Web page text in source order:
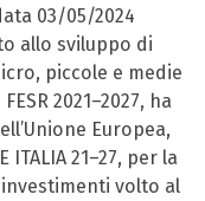
03/05/2024
allo sviluppo di
piccole e medie
2021–2027, ha
Europea,
ITALIA 21–27, per la
volto al